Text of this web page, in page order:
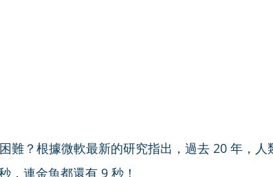
難？根據微軟最新的研究指出，過去 20 年，人
，連金魚都還有 9 秒！